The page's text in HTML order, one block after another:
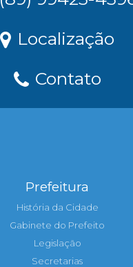
Localização
Contato
Prefeitura
História da Cidade
Gabinete do Prefeito
Legislação
Secretarias